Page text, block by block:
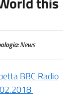
News
BBC Radio